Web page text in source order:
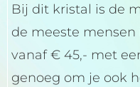
Bij dit kristal is de
de meeste
vanaf € 45,- met
genoeg om je ook